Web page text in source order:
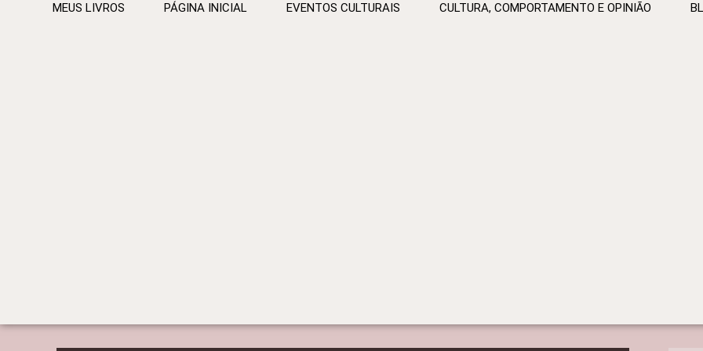
MEUS LIVROS PÁGINA INICIAL EVENTOS CULTURAIS CULTURA, COMPORTAMENTO E OPINIÃO